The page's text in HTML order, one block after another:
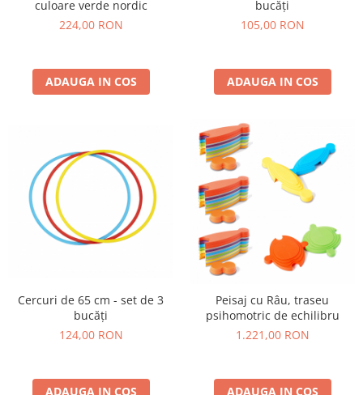
culoare verde nordic
224,00 RON
ADAUGA IN COS
bucăți
105,00 RON
ADAUGA IN COS
Cercuri de 65 cm - set de 3
bucăți
124,00 RON
ADAUGA IN COS
Peisaj cu Râu, traseu
psihomotric de echilibru
1.221,00 RON
ADAUGA IN COS